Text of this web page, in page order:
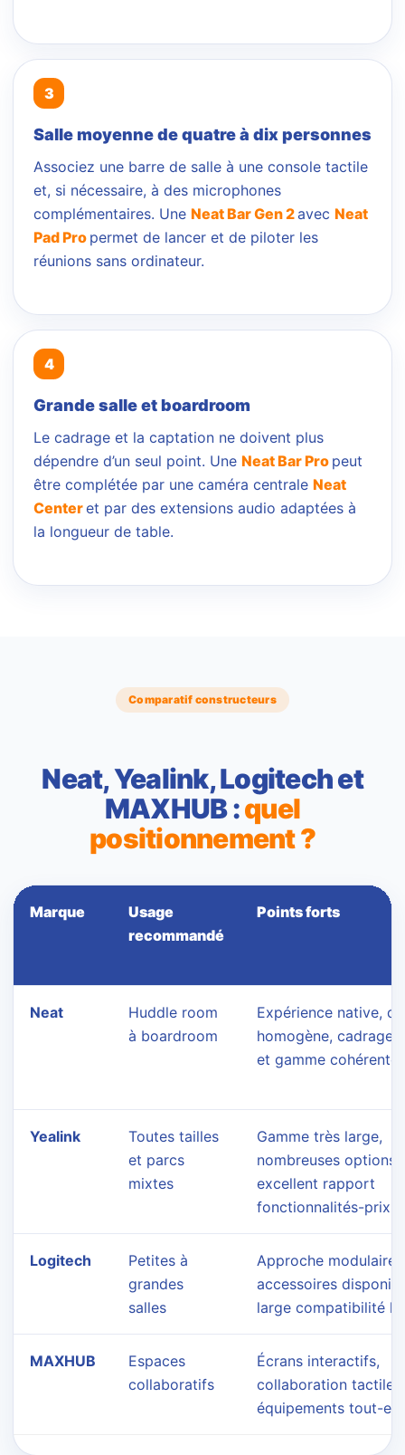
Salle moyenne de quatre à dix personnes
Associez une barre de salle à une console tactile
et, si nécessaire, à des microphones
complémentaires. Une Neat Bar Gen 2avec Neat
Pad Pro permet de lancer et de piloter les
réunions sans ordinateur.
Grande salle et boardroom
Le cadrage et la captation ne doivent plus
dépendre d’un seul point. Une Neat Bar Pro peut
être complétée par une caméra centrale Neat
Centeret par des extensions audio adaptées à
la longueur de table.
Comparatif constructeurs
Neat, Yealink, Logitech et
MAXHUB :quel
positionnement ?
Marque
Usage
recommandé
Points forts
Neat
Huddle room
à boardroom
Expérience native,
homogène, cadrage
et gamme cohérente.
Yealink
Toutes tailles
et parcs
mixtes
Gamme très large,
nombreuses options
excellent rapport
fonctionnalités-prix.
Logitech
Petites à
grandes
salles
Approche modulaire,
accessoires
large compatibilité
MAXHUB
Espaces
collaboratifs
Écrans interactifs,
collaboration tactile
équipements tout-